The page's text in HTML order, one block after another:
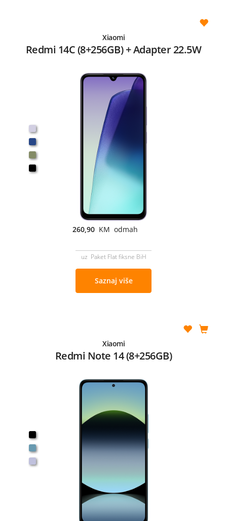
Xiaomi
Redmi 14C (8+256GB) + Adapter 22.5W
260,90 KM odmah
uz Paket Flat fiksne BiH
Saznaj više
Xiaomi
Redmi Note 14 (8+256GB)